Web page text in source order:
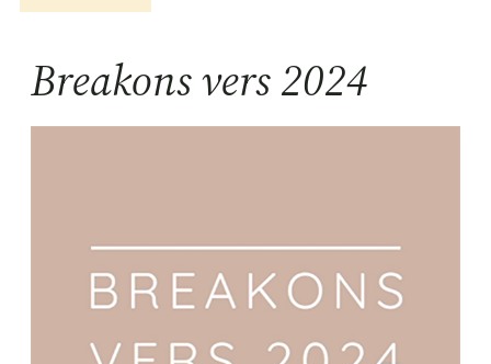
Breakons vers 2024